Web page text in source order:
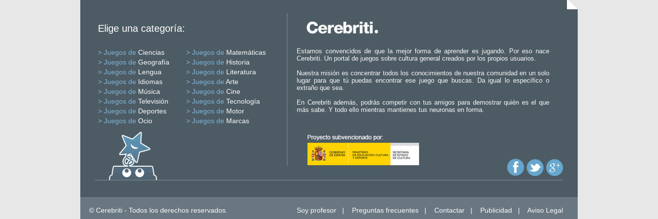
Elige una categoría:
> Juegos de Ciencias > Juegos de Matemáticas
> Juegos de Geografía > Juegos de Historia
> Juegos de Lengua > Juegos de Literatura
> Juegos de Idiomas > Juegos de Arte
> Juegos de Música > Juegos de Cine
> Juegos de Televisión > Juegos de Tecnología
> Juegos de Deportes > Juegos de Motor
> Juegos de Ocio > Juegos de Marcas
Estamos convencidos de que la mejor forma de aprender es jugando. Por eso nace
Cerebriti. Un portal de juegos sobre cultura general creados por los propios usuarios.
Nuestra misión es concentrar todos los conocimientos de nuestra comunidad en un solo
lugar para que tú puedas encontrar ese juego que buscas. Da igual lo específico o
extraño que sea.
En Cerebriti además, podrás competir con tus amigos para demostrar quién es el que
más sabe. Y todo ello mientras mantienes tus neuronas en forma.
© Cerebriti - Todos los derechos reservados. Soy profesor | Preguntas frecuentes | Contactar | Publicidad | Aviso Legal